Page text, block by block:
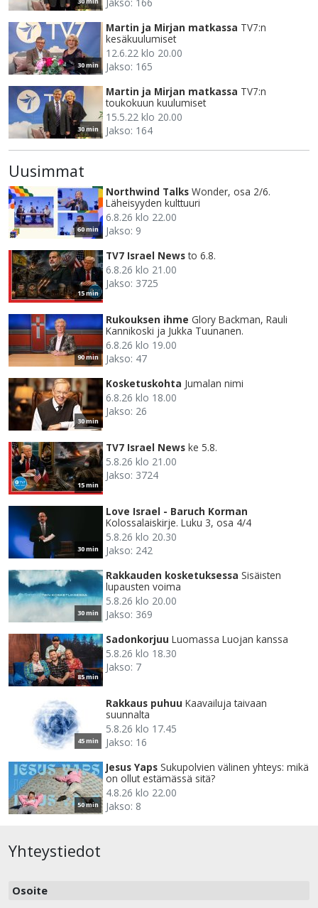
Jakso: 166
30 min
Martin ja Mirjan matkassa TV7:n
kesäkuulumiset
12.6.22 klo 20.00
Jakso: 165
30 min
Martin ja Mirjan matkassa TV7:n
toukokuun kuulumiset
15.5.22 klo 20.00
Jakso: 164
Uusimmat
60 min
Northwind Talks Wonder, osa 2/6.
Läheisyyden kulttuuri
6.8.26 klo 22.00
Jakso: 9
15 min
TV7 Israel News to 6.8.
6.8.26 klo 21.00
Jakso: 3725
90 min
Rukouksen ihme Glory Backman, Rauli
Kannikoski ja Jukka Tuunanen.
6.8.26 klo 19.00
Jakso: 47
30 min
Kosketuskohta Jumalan nimi
6.8.26 klo 18.00
Jakso: 26
15 min
TV7 Israel News ke 5.8.
5.8.26 klo 21.00
Jakso: 3724
30 min
Love Israel - Baruch Korman
Kolossalaiskirje. Luku 3, osa 4/4
5.8.26 klo 20.30
Jakso: 242
30 min
Rakkauden kosketuksessa Sisäisten
lupausten voima
5.8.26 klo 20.00
Jakso: 369
85 min
Sadonkorjuu Luomassa Luojan kanssa
5.8.26 klo 18.30
Jakso: 7
45 min
Rakkaus puhuu Kaavailuja taivaan
suunnalta
5.8.26 klo 17.45
Jakso: 16
50 min
Jesus Yaps Sukupolvien välinen yhteys: mikä
on ollut estämässä sitä?
4.8.26 klo 22.00
Jakso: 8
Yhteystiedot
Osoite